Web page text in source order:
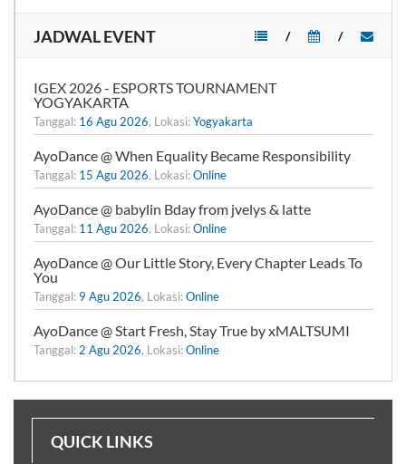
JADWAL EVENT /
/
IGEX 2026 - ESPORTS TOURNAMENT
YOGYAKARTA
Tanggal: 16 Agu 2026, Lokasi:Yogyakarta
AyoDance @ When Equality Became Responsibility
Tanggal: 15 Agu 2026, Lokasi:Online
AyoDance @ babylin Bday from jvelys & latte
Tanggal: 11 Agu 2026, Lokasi:Online
AyoDance @ Our Little Story, Every Chapter Leads To
You
Tanggal: 9 Agu 2026, Lokasi:Online
AyoDance @ Start Fresh, Stay True by xMALTSUMI
Tanggal: 2 Agu 2026, Lokasi:Online
QUICK LINKS